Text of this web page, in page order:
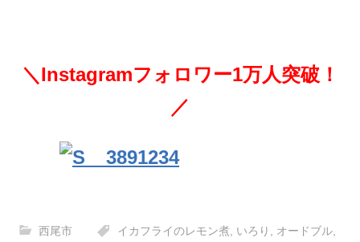
＼Instagramフォロワー1万人突破！
／
西尾市 イカフライのレモン煮 いろり オードブル